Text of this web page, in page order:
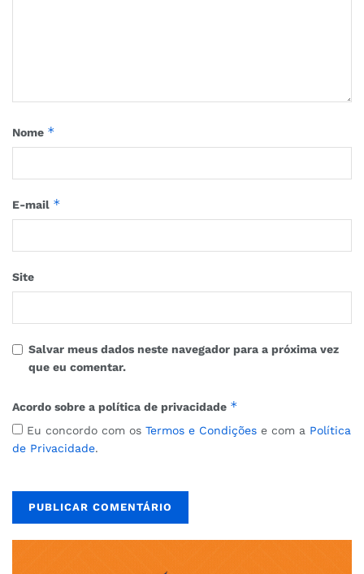
Nome *
E-mail *
Site
Salvar meus dados neste navegador para a próxima vez
que eu comentar.
Acordo sobre a política de privacidade *
Eu concordo com os Termos e Condições e com a Política
de Privacidade.